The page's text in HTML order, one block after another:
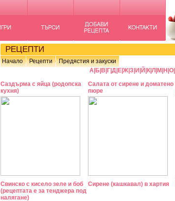
РЕЦЕПТИ
Начало Рецепти Предястия и закуски
А Б В Г Д Е Ж З И Й К Л М Н О
Саздърма с яйца (родопска
кухня)
Салата от сирене и доматено
пюре
Свинско с кисело зеле и боб
(рецептата е за тенджера под
налягане)
Сирене (кашкавал) в хартия